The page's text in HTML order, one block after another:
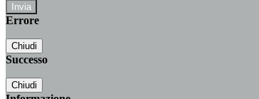
Errore
Chiudi
Successo
Chiudi